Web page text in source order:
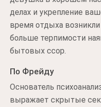
делах и укрепление
время отдыха возникли
больше терпимости
бытовых ссор.
По Фрейду
Основатель
выражает скрытые